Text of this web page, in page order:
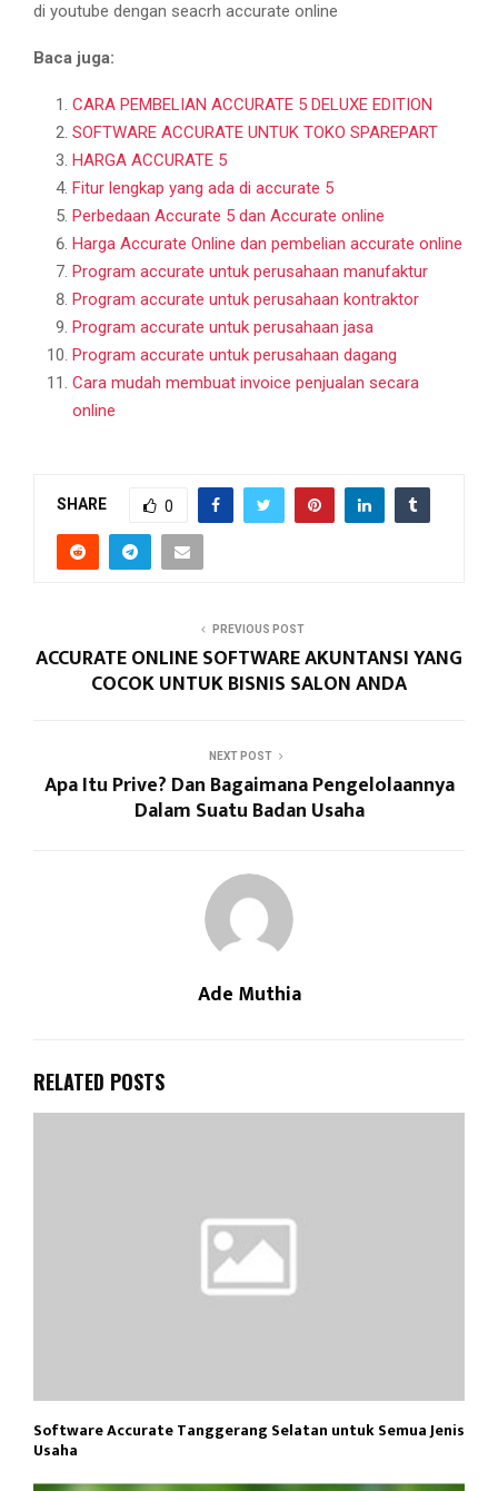
di youtube dengan seacrh accurate online
Baca juga:
CARA PEMBELIAN ACCURATE 5 DELUXE EDITION
SOFTWARE ACCURATE UNTUK TOKO SPAREPART
HARGA ACCURATE 5
Fitur lengkap yang ada di accurate 5
Perbedaan Accurate 5 dan Accurate online
Harga Accurate Online dan pembelian accurate online
Program accurate untuk perusahaan manufaktur
Program accurate untuk perusahaan kontraktor
Program accurate untuk perusahaan jasa
Program accurate untuk perusahaan dagang
Cara mudah membuat invoice penjualan secara
online
SHARE 0
PREVIOUS POST
ACCURATE ONLINE SOFTWARE AKUNTANSI YANG
COCOK UNTUK BISNIS SALON ANDA
NEXT POST
Apa Itu Prive? Dan Bagaimana Pengelolaannya
Dalam Suatu Badan Usaha
Ade Muthia
RELATED POSTS
Software Accurate Tanggerang Selatan untuk Semua Jenis
Usaha